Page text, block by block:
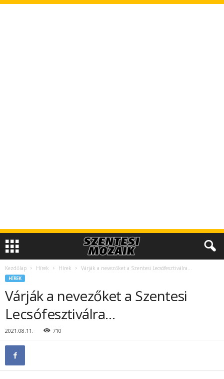
Kezdőlap Hírek Hírek Várják a nevezőket a Szentesi Lecsófesztiválra…
HÍREK
Várják a nevezőket a Szentesi
Lecsófesztiválra…
2021.08.11. 710